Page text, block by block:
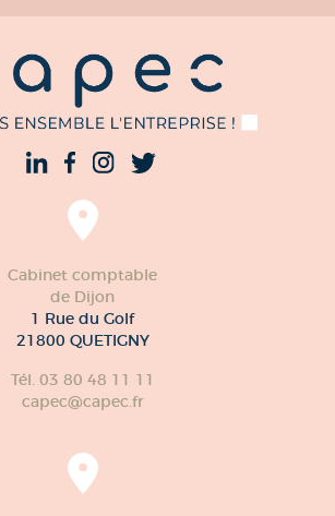
Cabinet comptable
de Dijon
1 Rue du Golf
21800 QUETIGNY
Tél. 03 80 48 11 11
capec@capec.fr